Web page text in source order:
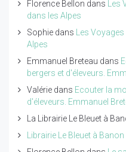
Florence Bellon dans Les
dans les Alpes
Sophie dans Les
Alpes
Emmanuel Breteau dans
bergers et d'éleveurs.
Valérie dans Ecouter la
d'éleveurs. Emmanuel
La Librairie Le Bleuet à
Librairie Le Bleuet à Banon